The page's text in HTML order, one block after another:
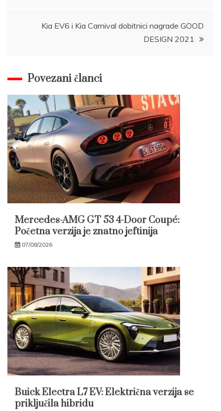
Kia EV6 i Kia Carnival dobitnici nagrade GOOD
DESIGN 2021
Povezani članci
Mercedes-AMG GT 53 4-Door Coupé:
Početna verzija je znatno jeftinija
07/08/2026
Buick Electra L7 EV: Električna verzija se
priključila hibridu